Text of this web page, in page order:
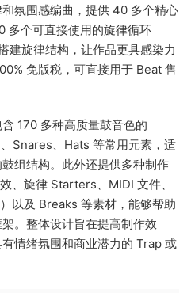
氛围感编曲，提供 40 多个精心
多个可直接使用的旋律循环
建旋律结构，让作品更具感染力
免版税，可直接用于 Beat 售
170 多种高质量鼓音色的
Snares、Hats 等常用元素，适
组结构。此外还提供多种制作
、旋律 Starters、MIDI 文件、
以及 Breaks 等素材，能够帮助
。整体设计旨在提高制作效
情绪氛围和商业潜力的 Trap 或